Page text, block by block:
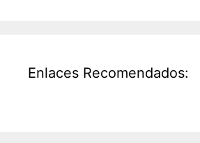
Enlaces Recomendados: